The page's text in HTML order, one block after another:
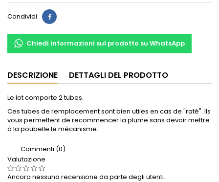
Condividi Condividi
Chiedi informazioni sul prodotto su WhatsApp
DESCRIZIONE DETTAGLI DEL PRODOTTO
Le lot comporte 2 tubes.
Ces tubes de remplacement sont bien utiles en cas de "raté". Ils
vous permettent de recommencer la plume sans devoir mettre
à la poubelle le mécanisme.
Commenti (0)
Valutazione
Ancora nessuna recensione da parte degli utenti.